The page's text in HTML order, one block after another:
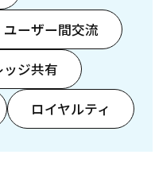
ユーザー間交流
ッジ共有
ロイヤルティ